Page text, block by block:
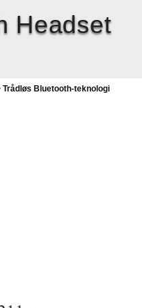
Headset
Trådløs Bluetooth-teknologi